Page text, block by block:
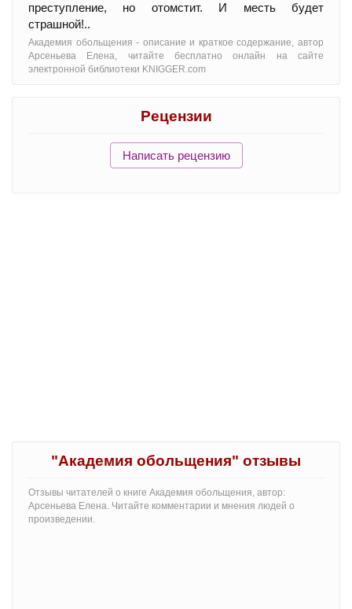
преступление, но отомстит. И месть будет
страшной!..
Академия обольщения - oписание и краткое содержание, автор
Арсеньева Елена, читайте бесплатно онлайн на сайте
электронной библиотеки KNIGGER.com
Рецензии
Написать рецензию
"Академия обольщения" отзывы
Отзывы читателей о книге Академия обольщения, автор:
Арсеньева Елена. Читайте комментарии и мнения людей о
произведении.